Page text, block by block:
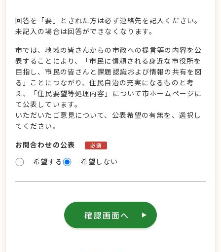
回答を「要」とされた方は必ず連絡先を記入ください。
未記入の場合は回答ができなくなります。
市では、地域の皆さんからの市政への提言等の内容を公
表することにより、「市民に信頼される身近な市役所を
目指し、市民の皆さんと課題認識および情報の共有を図
る」ことにつながり、住民自治の充実になるものと考
え、「住民要望等処理内容」について市ホームページに
て公表しています。
いただいたご意見について、公表希望の有無を、選択し
てください。
お問合わせの公表
必須
希望する 希望しない
確認画面へ